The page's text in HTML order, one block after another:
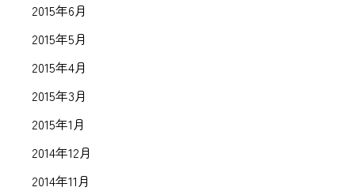
2015年6月
2015年5月
2015年4月
2015年3月
2015年1月
2014年12月
2014年11月